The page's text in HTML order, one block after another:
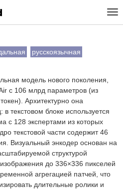
русскоязычная
модель нового поколения,
с 106 млрд параметров (из
Архитектурно она
текстовом блоке используется
с 128 экспертами из которых
текстовой части содержит 46
Визуальный энкодер основан на
структурой
до 336×336 пикселей
агрегацией патчей, что
длительные ролики и